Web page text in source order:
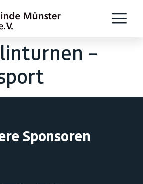
–
Sponsoren